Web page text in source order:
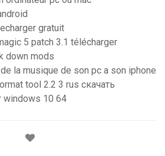
gratuit
5 patch 3.1 télécharger
down mods
la musique de son pc a son iphone
tool 2.2 3 rus скачать
windows 10 64